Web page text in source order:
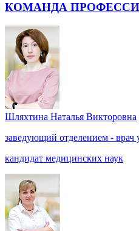
КОМАНДА
Шляхтина Наталья Викторовна
заведующий отделением - врач
кандидат медицинских наук